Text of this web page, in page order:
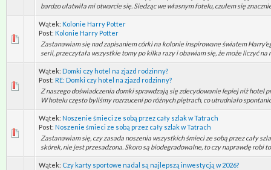
bardzo ułatwiła mi otwarcie się. Siedząc we własnym fotelu, czułem się
Wątek: Kolonie Harry Potter
Post: Kolonie Harry Potter
Zastanawiam się nad zapisaniem córki na kolonie inspirowane światem
serii, przeczytała wszystkie tomy po kilka razy i obawiam się, że może liczyć na
Wątek: Domki czy hotel na zjazd rodzinny?
Post: RE: Domki czy hotel na zjazd rodzinny?
Z naszego doświadczenia domki sprawdzają się zdecydowanie lepiej niż hotel
W hotelu często byliśmy rozrzuceni po różnych piętrach, co utrudniało
Wątek: Noszenie śmieci ze sobą przez cały szlak w Tatrach
Post: Noszenie śmieci ze sobą przez cały szlak w Tatrach
Zastanawiam się, czy zasada noszenia wszystkich śmieci ze sobą przez cały
skórek, nie jest przesadzona. Skoro są biodegradowalne, to czy naprawdę robi
Wątek: Czy karty sportowe nadal są najlepszą inwestycją w 2026?